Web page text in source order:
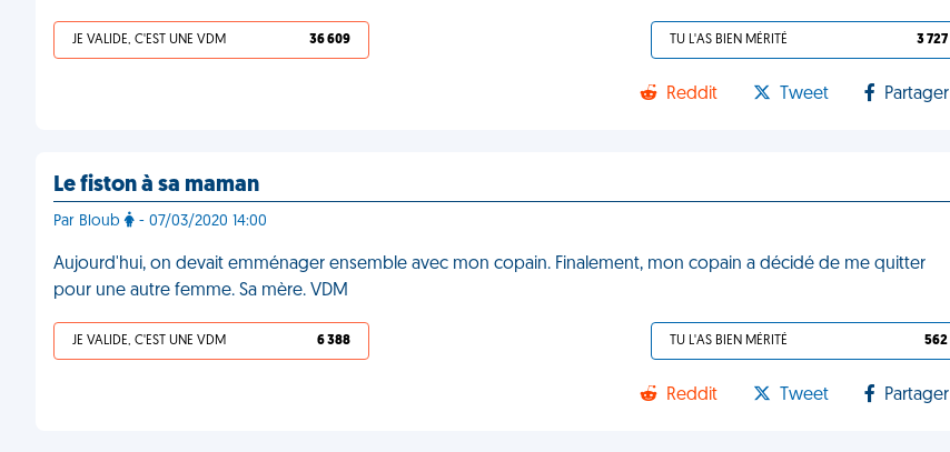
JE VALIDE, C'EST UNE VDM 36 609 TU L'AS BIEN MÉRITÉ 3 727
Reddit Tweet Partager
Le fiston à sa maman
Par Bloub - 07/03/2020 14:00
Aujourd'hui, on devait emménager ensemble avec mon copain. Finalement, mon copain a décidé de me quitter
pour une autre femme. Sa mère. VDM
JE VALIDE, C'EST UNE VDM 6 388 TU L'AS BIEN MÉRITÉ 562
Reddit Tweet Partager